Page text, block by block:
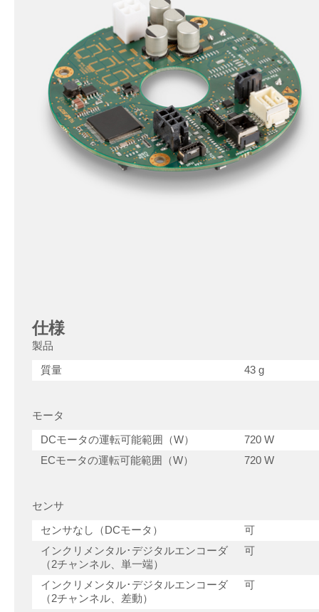
仕様
製品
質量
43 g
モータ
DCモータの運転可能範囲（W）
720 W
ECモータの運転可能範囲（W）
720 W
センサ
センサなし（DCモータ）
可
インクリメンタル･デジタルエンコーダ
（2チャンネル、単一端）
可
インクリメンタル･デジタルエンコーダ
（2チャンネル、差動）
可